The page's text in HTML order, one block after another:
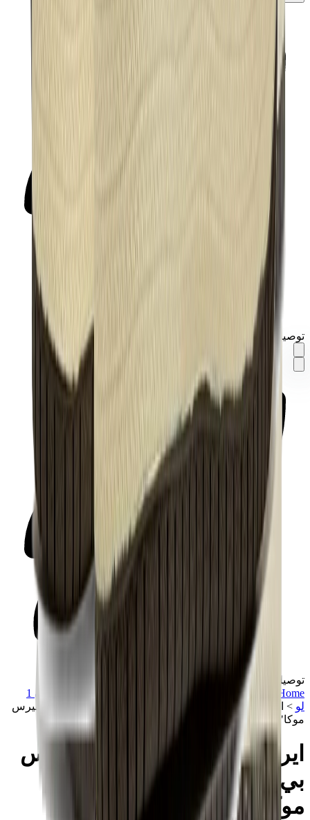
توصيل في نفس اليوم
توصيل في نفس اليوم
Home
تشكيلة مميزة
اير جوردن 1
لو >
اير جوردن 1 ريترو لو او جي اس بي "ترافيس سكوت ريفيرس
موكا"
اير جوردن 1 ريترو لو او جي اس
بي "ترافيس سكوت ريفيرس
موكا"